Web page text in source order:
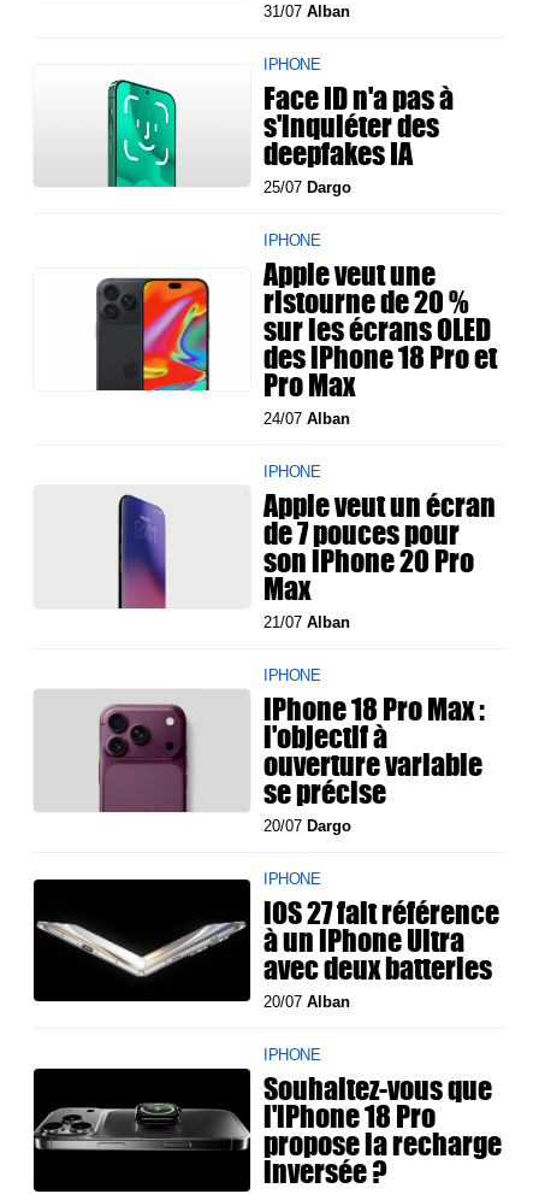
31/07Alban
IPHONE
Face ID n'a pas à
s'inquiéter des
deepfakes IA
25/07 Dargo
IPHONE
Apple veut une
ristourne de 20 %
sur les écrans OLED
des iPhone 18 Pro et
Pro Max
24/07Alban
IPHONE
Apple veut un écran
de 7 pouces pour
son iPhone 20 Pro
Max
21/07Alban
IPHONE
iPhone 18 Pro Max :
l'objectif à
ouverture variable
se précise
20/07 Dargo
IPHONE
iOS 27 fait référence
à un iPhone Ultra
avec deux batteries
20/07Alban
IPHONE
Souhaitez-vous que
l'iPhone 18 Pro
propose la recharge
inversée ?